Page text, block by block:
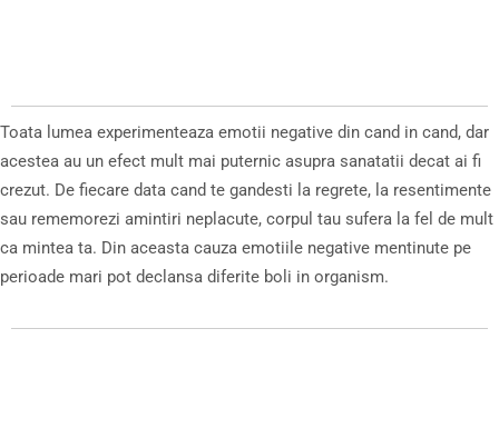
Toata lumea experimenteaza emotii negative din cand in cand, dar
acestea au un efect mult mai puternic asupra sanatatii decat ai fi
crezut. De fiecare data cand te gandesti la regrete, la resentimente
sau rememorezi amintiri neplacute, corpul tau sufera la fel de mult
ca mintea ta. Din aceasta cauza emotiile negative mentinute pe
perioade mari pot declansa diferite boli in organism.